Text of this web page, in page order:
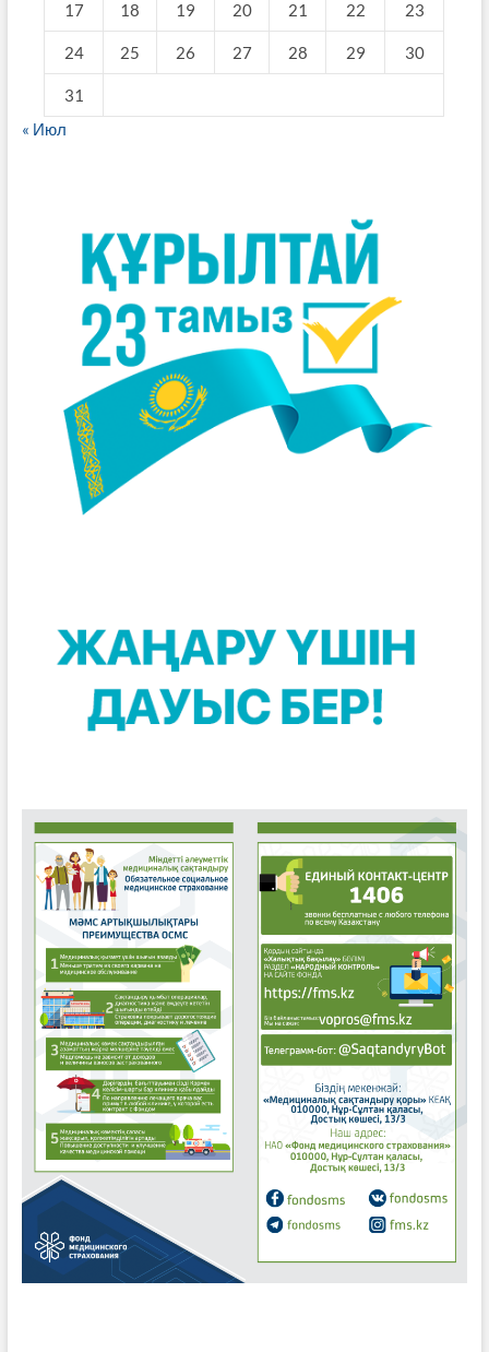
17 18 19 20 21 22 23
24 25 26 27 28 29 30
31
« Июл